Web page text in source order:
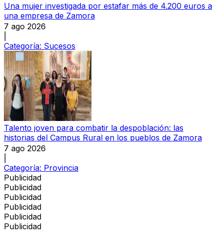
Una mujer investigada por estafar más de 4.200 euros a
una empresa de Zamora
7 ago 2026
Categoría: Sucesos
Talento joven para combatir la despoblación: las
historias del Campus Rural en los pueblos de Zamora
7 ago 2026
Categoría: Provincia
Publicidad
Publicidad
Publicidad
Publicidad
Publicidad
Publicidad